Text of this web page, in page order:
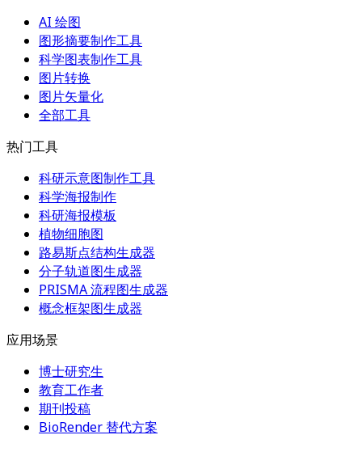
AI 绘图
图形摘要制作工具
科学图表制作工具
图片转换
图片矢量化
全部工具
热门工具
科研示意图制作工具
科学海报制作
科研海报模板
植物细胞图
路易斯点结构生成器
分子轨道图生成器
PRISMA 流程图生成器
概念框架图生成器
应用场景
博士研究生
教育工作者
期刊投稿
BioRender 替代方案